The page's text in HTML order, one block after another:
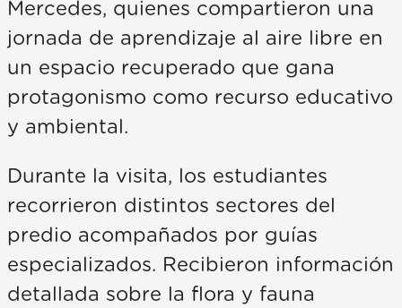
Mercedes, quienes compartieron una
jornada de aprendizaje al aire libre en
un espacio recuperado que gana
protagonismo como recurso educativo
y ambiental.
Durante la visita, los estudiantes
recorrieron distintos sectores del
predio acompañados por guías
especializados. Recibieron información
detallada sobre la flora y fauna